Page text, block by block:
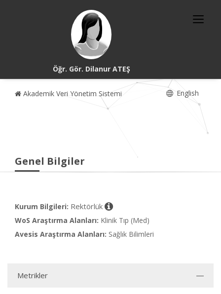
Öğr. Gör. Dilanur ATEŞ
Akademik Veri Yönetim Sistemi English
Genel Bilgiler
Kurum Bilgileri: Rektörlük
WoS Araştırma Alanları: Klinik Tıp (Med)
Avesis Araştırma Alanları: Sağlık Bilimleri
Metrikler